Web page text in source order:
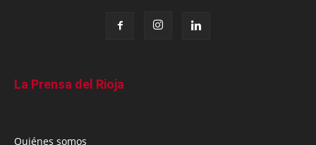
La Prensa del Rioja
Quiénes somos